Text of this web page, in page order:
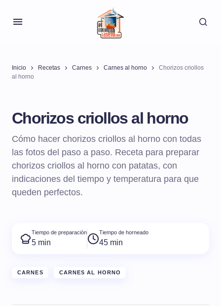
Inicio Recetas Carnes Carnes al horno
Chorizos criollos
al horno
Chorizos criollos al horno
Cómo hacer chorizos criollos al horno con todas
las fotos del paso a paso. Receta para preparar
chorizos criollos al horno con patatas, con
indicaciones del tiempo y temperatura para que
queden perfectos.
Tiempo de preparación
5 min
Tiempo de horneado
45 min
CARNES CARNES AL HORNO